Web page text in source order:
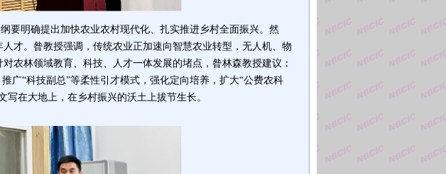
要明确提出加快农业农村现代化、扎实推进乡村全面振兴。然
才。 昝教授强调，传统农业正加速向智慧农业转型，无人机、物
农林领域教育、科技、人才一体发展的堵点，昝林森教授建议：
广“科技副总”等柔性引才模式 ， 强化定向培养，扩大“公费农科
在大地上，在乡村振兴的沃土上拔节生长。